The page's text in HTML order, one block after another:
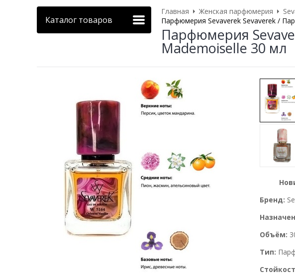
Каталог товаров
Главная Женская парфюмерия
Парфюмерия Sevaverek Sevaverek /
Парфюмерия
Mademoiselle 30 мл
Бренд:
Объём:
Тип: